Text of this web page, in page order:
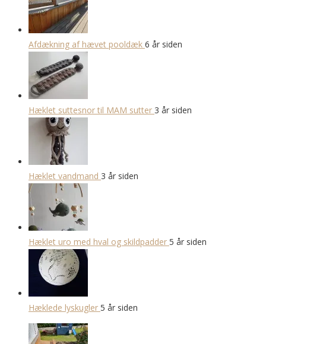
Afdækning af hævet pooldæk 6 år siden
Hæklet suttesnor til MAM sutter 3 år siden
Hæklet vandmand 3 år siden
Hæklet uro med hval og skildpadder 5 år siden
Hæklede lyskugler 5 år siden